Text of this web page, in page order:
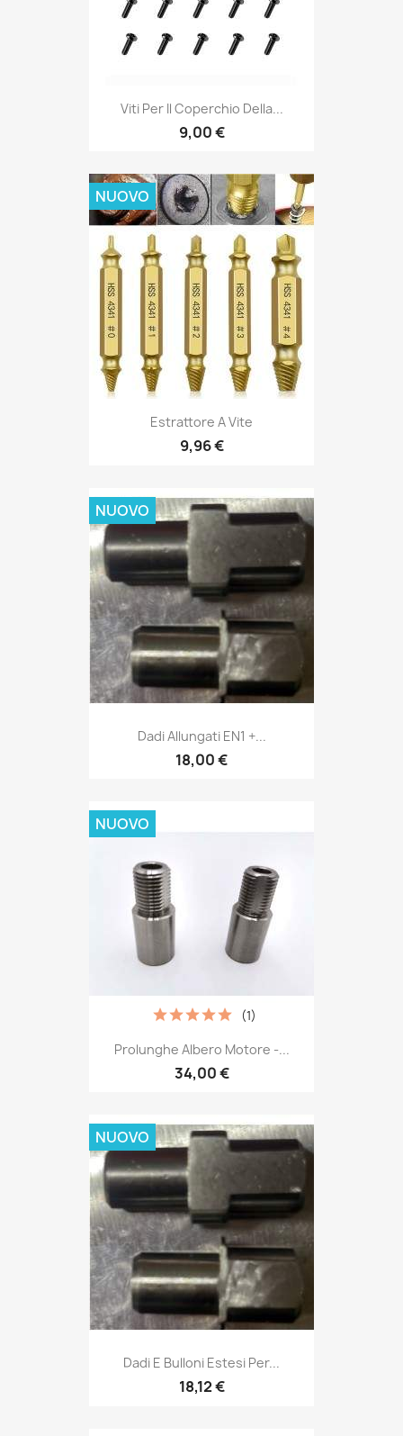
Viti Per Il Coperchio Della...
9,00 €
Estrattore A Vite
9,96 €
NUOVO
Dadi Allungati EN1 +...
18,00 €
NUOVO
Prolunghe Albero Motore -...
34,00 €
(1)
NUOVO
Dadi E Bulloni Estesi Per...
18,12 €
NUOVO